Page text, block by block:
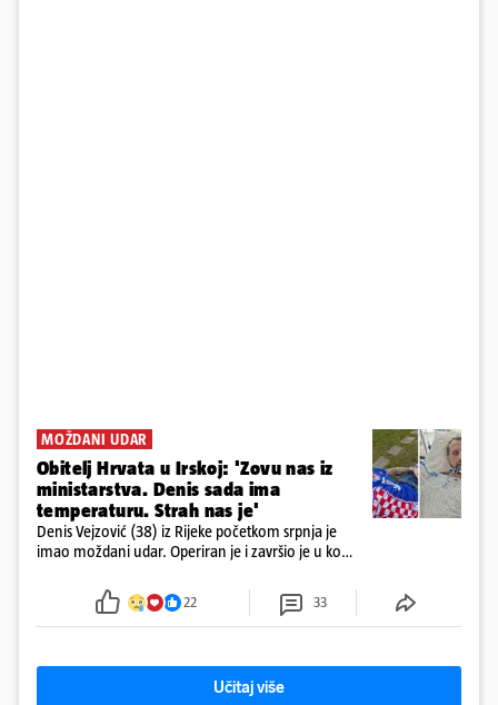
MOŽDANI UDAR
Obitelj Hrvata u Irskoj: 'Zovu nas iz
ministarstva. Denis sada ima
temperaturu. Strah nas je'
Denis Vejzović (38) iz Rijeke početkom srpnja je
imao moždani udar. Operiran je i završio je u komi.
tamošnji liječnici ne vjeruju u oporavak: 'Imamo
22 33
Učitaj više